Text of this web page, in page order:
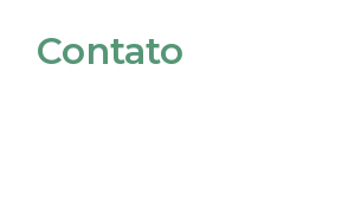
Contato